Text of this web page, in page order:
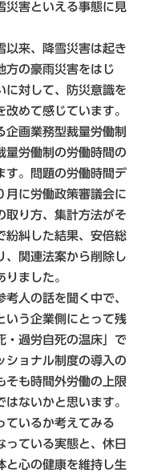
災害といえる事態に見
来、降雪災害は起き
方の豪雨災害をはじ
に対して、防災意識を
めて感じています。
画業務型裁量労働制
量労働制の労働時間の
す。問題の労働時間デ
月に労働政策審議会に
取り方、集計方法がそ
紛糾した結果、安倍総
、関連法案から削除し
ました。
人の話を聞く中で、
いう企業側にとって残
・過労自死の温床」で
ショナル制度の導入の
そも時間外労働の上限
ないかと思います。
いるか考えてみる
っている実態と、休日
と心の健康を維持し生